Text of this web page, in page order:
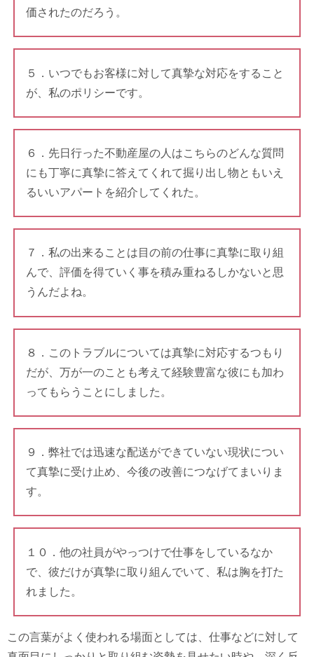
価されたのだろう。
５．いつでもお客様に対して真摯な対応をすること
が、私のポリシーです。
６．先日行った不動産屋の人はこちらのどんな質問
にも丁寧に真摯に答えてくれて掘り出し物ともいえ
るいいアパートを紹介してくれた。
７．私の出来ることは目の前の仕事に真摯に取り組
んで、評価を得ていく事を積み重ねるしかないと思
うんだよね。
８．このトラブルについては真摯に対応するつもり
だが、万が一のことも考えて経験豊富な彼にも加わ
ってもらうことにしました。
９．弊社では迅速な配送ができていない現状につい
て真摯に受け止め、今後の改善につなげてまいりま
す。
１０．他の社員がやっつけで仕事をしているなか
で、彼だけが真摯に取り組んでいて、私は胸を打た
れました。
この言葉がよく使われる場面としては、仕事などに対して